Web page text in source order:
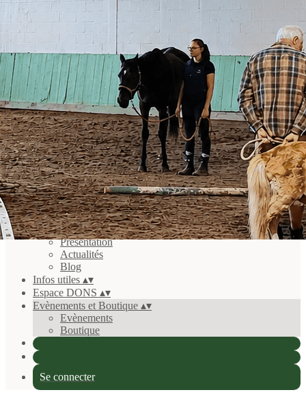
Exporter les lignes sélectionnées
Exporter toutes les colonnes
Exporter uniquement les colonnes affichées
Menu
<
>
Evènements
Boutique
Ajoutez un logo, un bouton, des réseaux sociaux
Cliquez pour éditer
Hainaut Equi-T▴▾
Présentation
Actualités
Blog
Infos utiles ▴▾
Espace DONS ▴▾
Evènements et Boutique ▴▾
Evènements
Boutique
Se connecter